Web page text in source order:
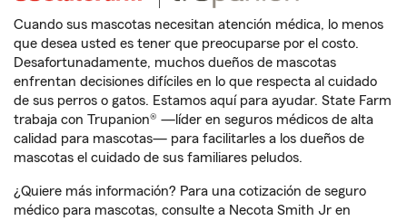
Cuando sus mascotas necesitan atención médica, lo menos
que desea usted es tener que preocuparse por el costo.
Desafortunadamente, muchos dueños de mascotas
enfrentan decisiones difíciles en lo que respecta al cuidado
de sus perros o gatos. Estamos aquí para ayudar. State Farm
trabaja con Trupanion® —líder en seguros médicos de alta
calidad para mascotas— para facilitarles a los dueños de
mascotas el cuidado de sus familiares peludos.
¿Quiere más información? Para una cotización de seguro
médico para mascotas, consulte a Necota Smith Jr en